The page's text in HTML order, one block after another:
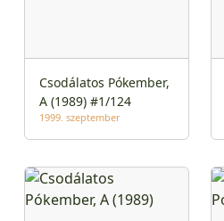
Csodálatos Pókember,
A (1989) #1/124
1999. szeptember